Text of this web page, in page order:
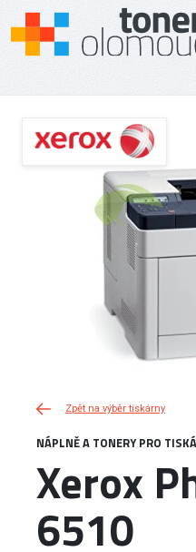
Zpět na výběr tiskárny
NÁPLNĚ A TONERY PRO
Xerox
6510